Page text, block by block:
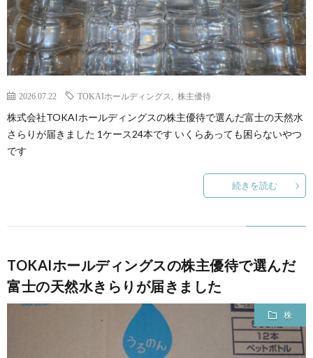
2026.07.22 TOKAIホールディングス 株主優待
株式会社TOKAIホールディングスの株主優待で選んだ富士の天然水
さらりが届きました 1ケース24本です いくらあっても困らないやつ
です
続きを読む
TOKAIホールディングスの株主優待で選んだ
富士の天然水きらりが届きました
株